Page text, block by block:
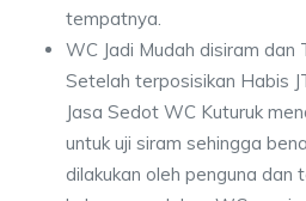
tempatnya.
WC Jadi Mudah disiram dan
Setelah terposisikan Habis
Jasa Sedot WC Kuturuk
untuk uji siram sehingga
dilakukan oleh penguna dan